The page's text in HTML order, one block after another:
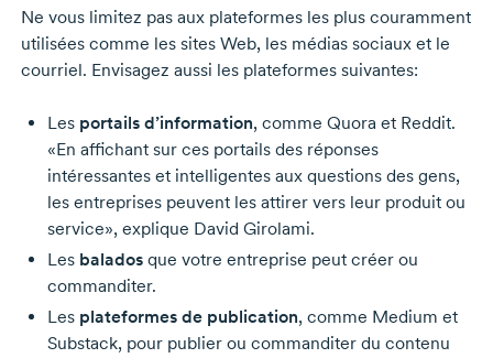
Ne vous limitez pas aux plateformes les plus couramment
utilisées comme les sites Web, les médias sociaux et le
courriel. Envisagez aussi les plateformes suivantes:
Les portails d’information, comme Quora et Reddit.
«En affichant sur ces portails des réponses
intéressantes et intelligentes aux questions des gens,
les entreprises peuvent les attirer vers leur produit ou
service», explique David Girolami.
Les baladosque votre entreprise peut créer ou
commanditer.
Les plateformes de publication, comme Medium et
Substack, pour publier ou commanditer du contenu